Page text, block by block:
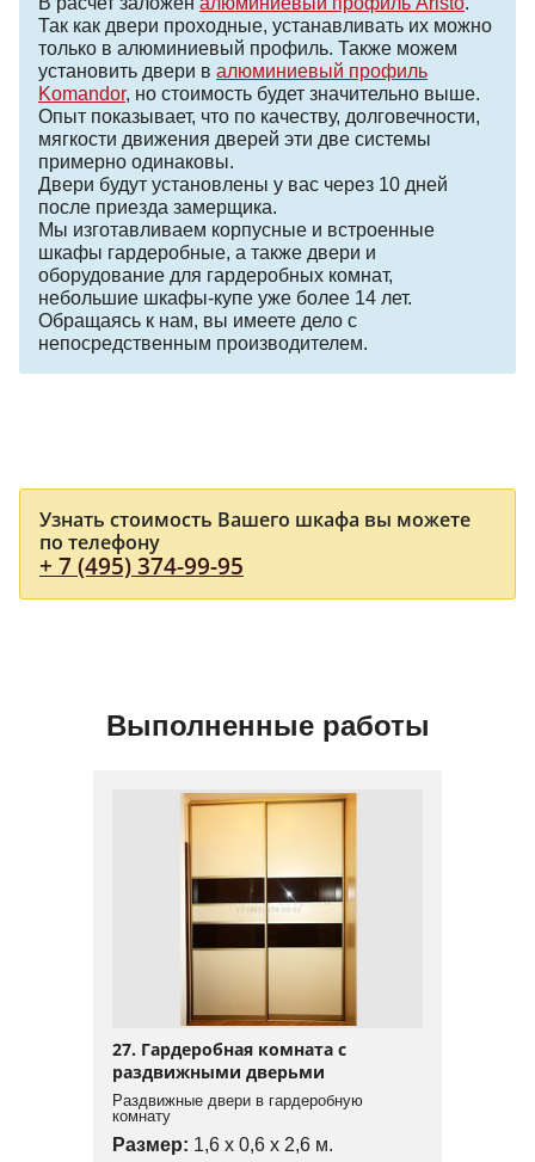
Так как двери проходные, устанавливать их можно
только в алюминиевый профиль. Также можем
установить двери в алюминиевый профиль
Komandor, но стоимость будет значительно выше.
Опыт показывает, что по качеству, долговечности,
мягкости движения дверей эти две системы
примерно одинаковы.
Двери будут установлены у вас через 10 дней
после приезда замерщика.
Мы изготавливаем корпусные и встроенные
шкафы гардеробные, а также двери и
оборудование для гардеробных комнат,
небольшие шкафы-купе уже более 14 лет.
Обращаясь к нам, вы имеете дело с
непосредственным производителем.
Узнать стоимость Вашего шкафа вы можете
по телефону
+ 7 (495) 374-99-95
Выполненные работы
27. Гардеробная комната с
раздвижными дверьми
Раздвижные двери в гардеробную
комнату
Размер: 1,6 x 0,6 x 2,6 м.